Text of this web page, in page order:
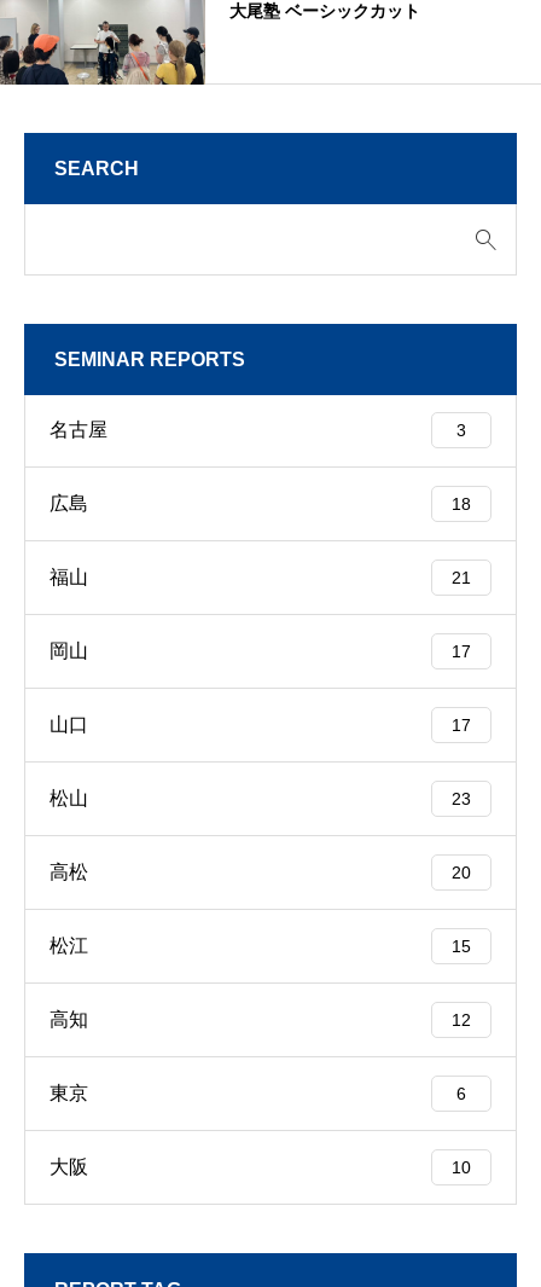
大尾塾 ベーシックカット
SEARCH
SEMINAR REPORTS
名古屋 3
広島 18
福山 21
岡山 17
山口 17
松山 23
高松 20
松江 15
高知 12
東京 6
大阪 10